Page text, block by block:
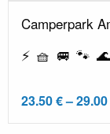
Camperpark
⚡ 🧺 🚐 🐾
23.50 € –